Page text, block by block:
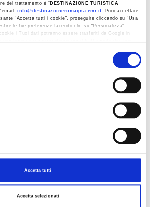
del trattamento è “ DESTINAZIONE TURISTICA
info@destinazioneromagna.emr.it. Puoi accettare
“Accetta tutti i cookie”, proseguire cliccando su “Usa
le tue preferenze facendo clic su “Personalizza”.
i Tuoi dati potranno essere trasferiti da Google in
Accetta tutti
Accetta selezionati